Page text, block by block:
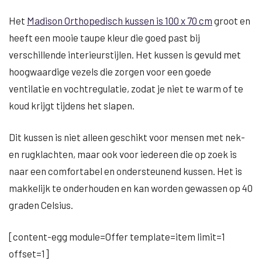
Het Madison Orthopedisch kussen is 100 x 70 cm groot en
heeft een mooie taupe kleur die goed past bij
verschillende interieurstijlen. Het kussen is gevuld met
hoogwaardige vezels die zorgen voor een goede
ventilatie en vochtregulatie, zodat je niet te warm of te
koud krijgt tijdens het slapen.
Dit kussen is niet alleen geschikt voor mensen met nek-
en rugklachten, maar ook voor iedereen die op zoek is
naar een comfortabel en ondersteunend kussen. Het is
makkelijk te onderhouden en kan worden gewassen op 40
graden Celsius.
[content-egg module=Offer template=item limit=1
offset=1]